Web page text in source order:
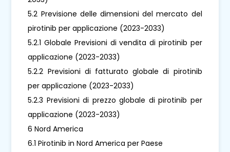
5.2 Previsione delle dimensioni del mercato del
pirotinib per applicazione (2023-2033)
5.2.1 Globale Previsioni di vendita di pirotinib per
applicazione (2023-2033)
5.2.2 Previsioni di fatturato globale di pirotinib
per applicazione (2023-2033)
5.2.3 Previsioni di prezzo globale di pirotinib per
applicazione (2023-2033)
6 Nord America
6.1 Pirotinib in Nord America per Paese